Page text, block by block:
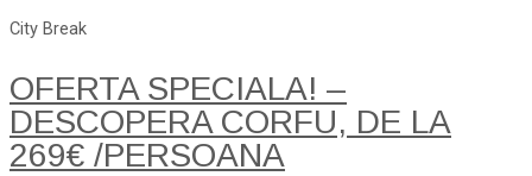
City Break
OFERTA SPECIALA! –
DESCOPERA CORFU, DE LA
269€ /PERSOANA